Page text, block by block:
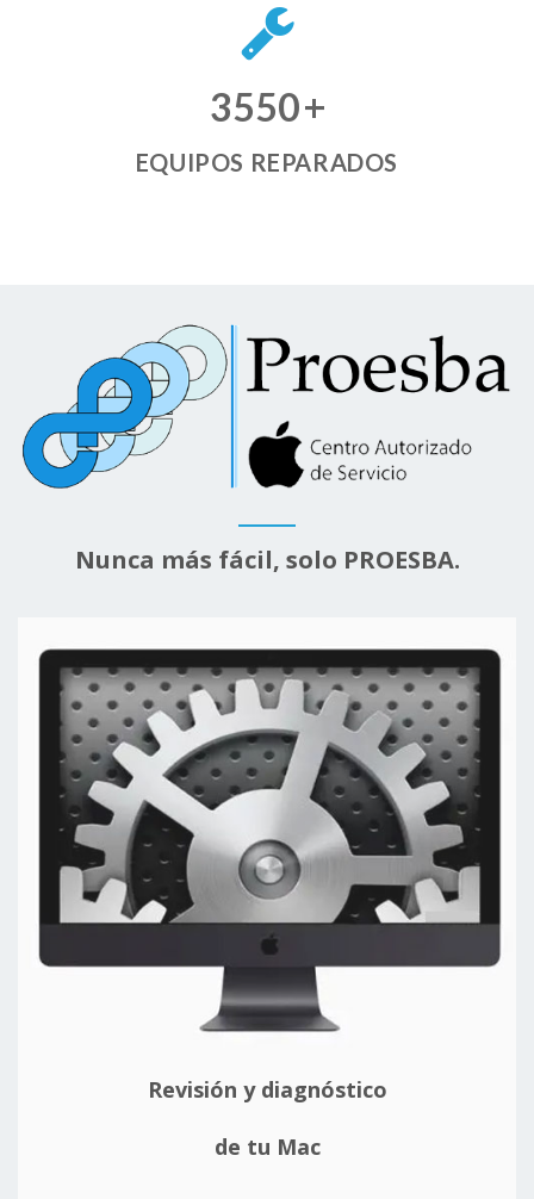
3550+
EQUIPOS REPARADOS
Nunca más fácil, solo PROESBA.
Revisión y diagnóstico
de tu Mac